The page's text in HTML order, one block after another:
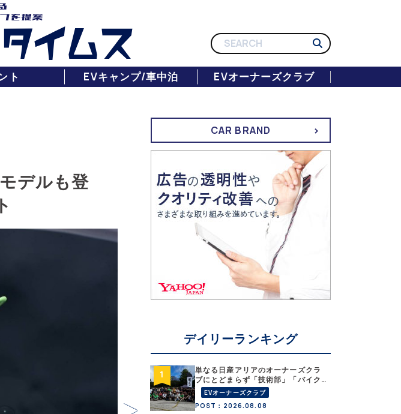
ト EVキャンプ/車中泊 EVオーナーズクラブ
デルも登
CAR BRAND
デイリーランキング
単なる日産アリアのオーナーズクラ
ブにとどまらず「技術部」「バイク
部」「釣り部」など多彩な趣味人集
合体がAOCJ【 NISSAN ARIYA
Owner’s CLUB JAPAN 】
EVオーナーズクラブ
POST：2026.08.08